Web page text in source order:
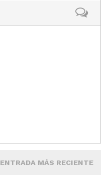
ENTRADA MÁS RECIENTE